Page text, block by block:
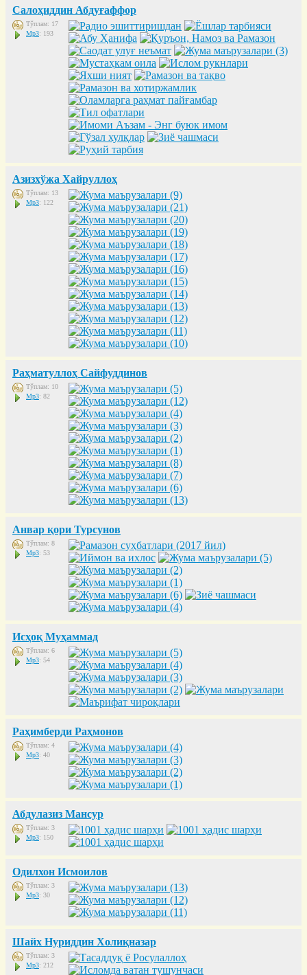
Салоҳиддин Абдуғаффор
Тўплам: 17
Mp3: 193
Азизхўжа Хайруллоҳ
Тўплам: 13
Mp3: 122
Раҳматуллоҳ Сайфуддинов
Тўплам: 10
Mp3: 82
Анвар қори Турсунов
Тўплам: 8
Mp3: 53
Исҳоқ Муҳаммад
Тўплам: 6
Mp3: 54
Раҳимберди Раҳмонов
Тўплам: 4
Mp3: 40
Абдулазиз Мансур
Тўплам: 3
Mp3: 150
Одилхон Исмоилов
Тўплам: 3
Mp3: 30
Шайх Нуриддин Холиқназар
Тўплам: 3
Mp3: 212